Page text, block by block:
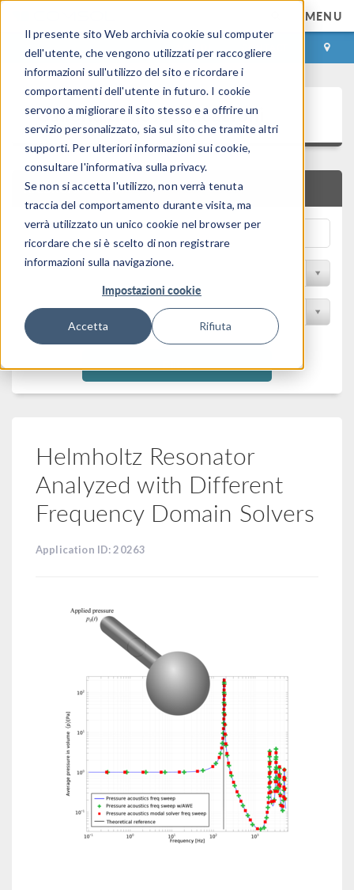
Il presente sito Web archivia cookie sul computer
dell'utente, che vengono utilizzati per raccogliere
informazioni sull'utilizzo del sito e ricordare i
comportamenti dell'utente in futuro. I cookie
servono a migliorare il sito stesso e a offrire un
servizio personalizzato, sia sul sito che tramite altri
supporti. Per ulteriori informazioni sui cookie,
consultare l'informativa sulla privacy.
Se non si accetta l'utilizzo, non verrà tenuta
traccia del comportamento durante visita, ma
verrà utilizzato un unico cookie nel browser per
ricordare che si è scelto di non registrare
informazioni sulla navigazione.
Impostazioni cookie
Accetta Rifiuta
MENU
ACCEDI CONTACT
Galleria delle Applicazioni
RICERCA RAPIDA
Filtra per Prodotto
Filtra
Helmholtz Resonator
Analyzed with Different
Frequency Domain Solvers
Application ID: 20263